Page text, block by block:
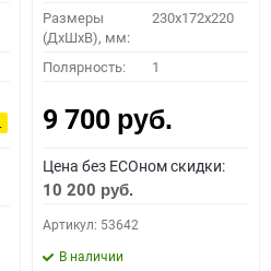
Размеры
(ДхШхВ), мм:
230x172x220
Полярность: 1
9 700 руб.
Цена без ECOном скидки:
10 200 руб.
Артикул: 53642
В наличии